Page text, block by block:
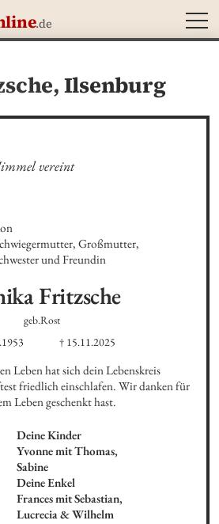
.de
Ilsenburg
vereint
Großmutter,
und Freundin
Fritzsche
geb.Rost
† 15.11.2025
Leben hat sich dein Lebenskreis
friedlich einschlafen. Wir danken für
Leben geschenkt hast.
Deine Kinder
Yvonne mit Thomas,
Sabine
Deine Enkel
Frances mit Sebastian,
Lucrecia & Wilhelm